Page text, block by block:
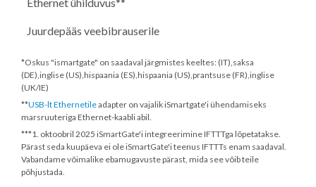
Ethernet ühilduvus**
Juurdepääs veebibrauserile
*Oskus "ismartgate" on saadaval järgmistes keeltes: (IT),saksa
(DE),inglise (US),hispaania (ES),hispaania (US),prantsuse (FR),inglise
(UK/IE)
**USB-lt Ethernetileadapter on vajalik iSmartgate'i ühendamiseks
marsruuteriga Ethernet-kaabli abil.
***1. oktoobril 2025 iSmartGate'i integreerimine IFTTTga lõpetatakse.
Pärast seda kuupäeva ei ole iSmartGate'i teenus IFTTTs enam saadaval.
Vabandame võimalike ebamugavuste pärast, mida see võib teile
põhjustada.